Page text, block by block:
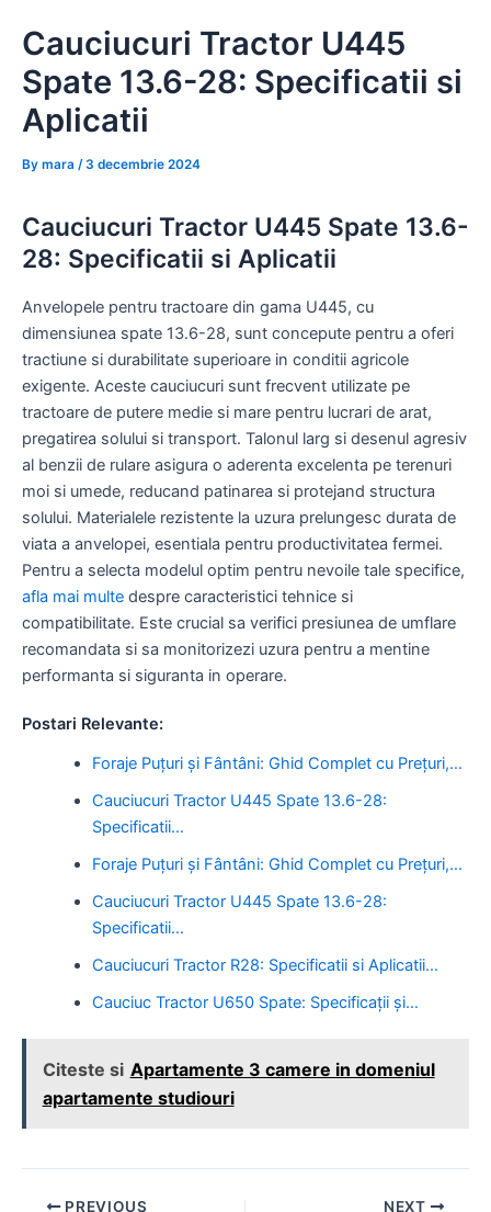
content
Cauciucuri Tractor U445
Spate 13.6-28: Specificatii si
Aplicatii
By mara /3 decembrie 2024
Cauciucuri Tractor U445 Spate 13.6-
28: Specificatii si Aplicatii
Anvelopele pentru tractoare din gama U445, cu
dimensiunea spate 13.6-28, sunt concepute pentru a oferi
tractiune si durabilitate superioare in conditii agricole
exigente. Aceste cauciucuri sunt frecvent utilizate pe
tractoare de putere medie si mare pentru lucrari de arat,
pregatirea solului si transport. Talonul larg si desenul agresiv
al benzii de rulare asigura o aderenta excelenta pe terenuri
moi si umede, reducand patinarea si protejand structura
solului. Materialele rezistente la uzura prelungesc durata de
viata a anvelopei, esentiala pentru productivitatea fermei.
Pentru a selecta modelul optim pentru nevoile tale specifice,
afla mai multe despre caracteristici tehnice si
compatibilitate. Este crucial sa verifici presiunea de umflare
recomandata si sa monitorizezi uzura pentru a mentine
performanta si siguranta in operare.
Postari Relevante:
Foraje Puțuri și Fântâni: Ghid Complet cu Prețuri,…
Cauciucuri Tractor U445 Spate 13.6-28:
Specificatii…
Foraje Puțuri și Fântâni: Ghid Complet cu Prețuri,…
Cauciucuri Tractor U445 Spate 13.6-28:
Specificatii…
Cauciucuri Tractor R28: Specificatii si Aplicatii…
Cauciuc Tractor U650 Spate: Specificații și…
Citeste si Apartamente 3 camere in domeniul
apartamente studiouri
Post PREVIOUS NEXT